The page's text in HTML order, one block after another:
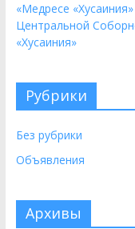
«Медресе
Центральной
«Хусаиния»
Рубрики
Без рубрики
Объявления
Архивы